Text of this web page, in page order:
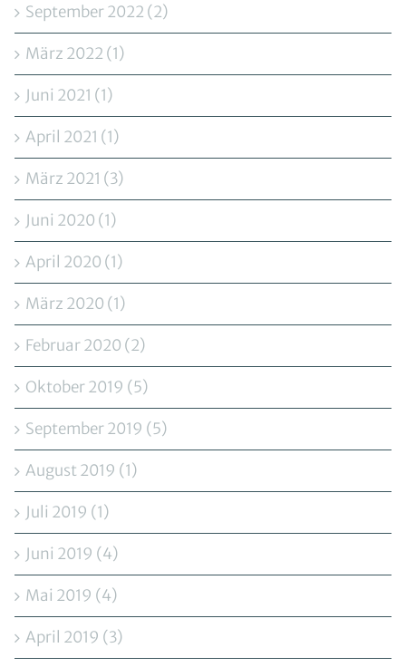
September 2022 (2)
März 2022 (1)
Juni 2021 (1)
April 2021 (1)
März 2021 (3)
Juni 2020 (1)
April 2020 (1)
März 2020 (1)
Februar 2020 (2)
Oktober 2019 (5)
September 2019 (5)
August 2019 (1)
Juli 2019 (1)
Juni 2019 (4)
Mai 2019 (4)
April 2019 (3)